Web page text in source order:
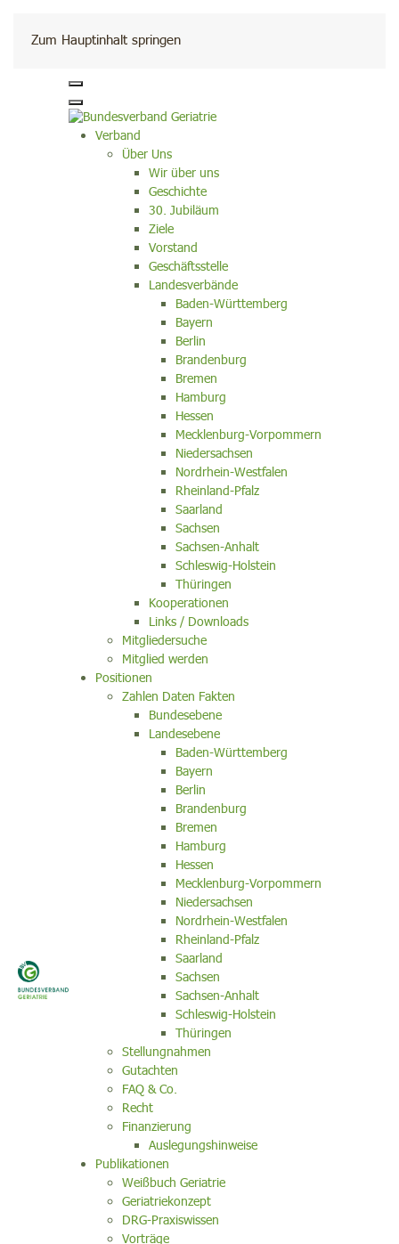
Zum Hauptinhalt springen
Kontakt
Verband
Über Uns
Wir über uns
Geschichte
30. Jubiläum
Ziele
Vorstand
Geschäftsstelle
Landesverbände
Baden-Württemberg
Bayern
Berlin
Brandenburg
Bremen
Hamburg
Hessen
Mecklenburg-Vorpommern
Niedersachsen
Nordrhein-Westfalen
Rheinland-Pfalz
Saarland
Sachsen
Sachsen-Anhalt
Schleswig-Holstein
Thüringen
Kooperationen
Links / Downloads
Mitgliedersuche
Mitglied werden
Positionen
Zahlen Daten Fakten
Bundesebene
Landesebene
Baden-Württemberg
Bayern
Berlin
Brandenburg
Bremen
Hamburg
Hessen
Mecklenburg-Vorpommern
Niedersachsen
Nordrhein-Westfalen
Rheinland-Pfalz
Saarland
Sachsen
Sachsen-Anhalt
Schleswig-Holstein
Thüringen
Stellungnahmen
Gutachten
FAQ & Co.
Recht
Finanzierung
Auslegungshinweise
Publikationen
Weißbuch Geriatrie
Geriatriekonzept
DRG-Praxiswissen
Vorträge